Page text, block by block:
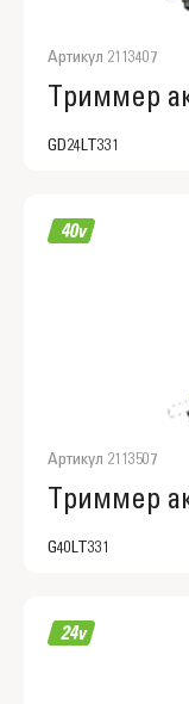
Артикул 2113407
GD24LT331
Артикул 2113507
G40LT331